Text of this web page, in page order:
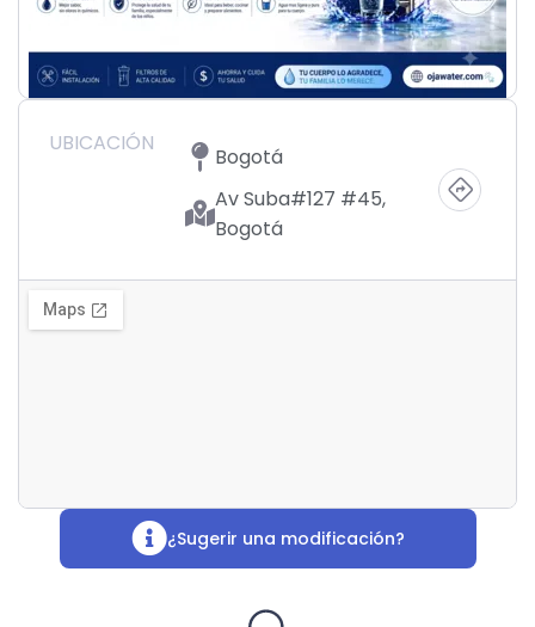
UBICACIÓN
Bogotá
Av Suba#127 #45,
Bogotá
¿Sugerir una modificación?